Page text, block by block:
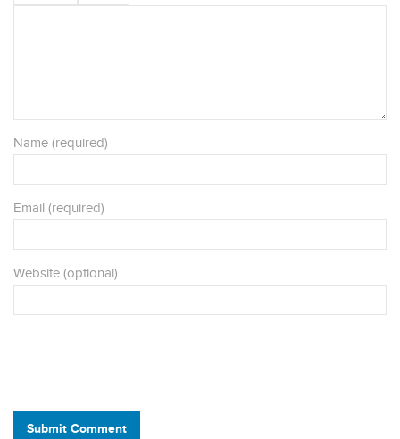
Name (required)
Email (required)
Website (optional)
Submit Comment